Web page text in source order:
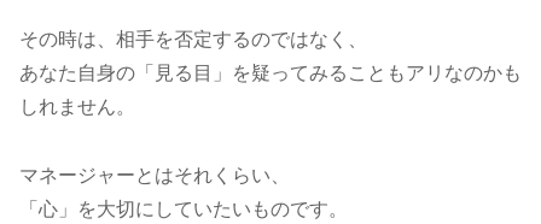
その時は、相手を否定するのではなく、
あなた自身の「見る目」を疑ってみることもアリなのかも
しれません。
マネージャーとはそれくらい、
「心」を大切にしていたいものです。